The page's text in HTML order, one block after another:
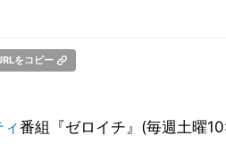
をコピー
番組『ゼロイチ』(毎週土曜